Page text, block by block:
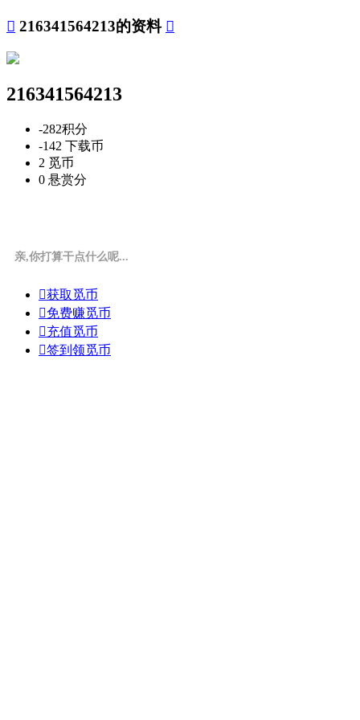
 216341564213的资料 
216341564213
-282积分
-142 下载币
2 觅币
0 悬赏分
亲,你打算干点什么呢...
获取觅币
免费赚觅币
充值觅币
签到领觅币